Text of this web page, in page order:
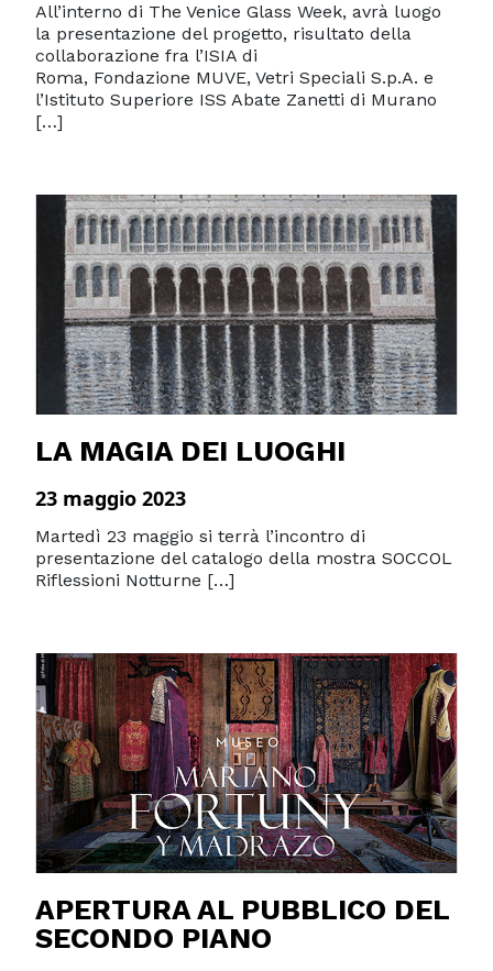
All’interno di The Venice Glass Week, avrà luogo
la presentazione del progetto, risultato della
collaborazione fra l’ISIA di
Roma, Fondazione MUVE, Vetri Speciali S.p.A. e
l’Istituto Superiore ISS Abate Zanetti di Murano
[…]
LA MAGIA DEI LUOGHI
23 maggio 2023
Martedì 23 maggio si terrà l’incontro di
presentazione del catalogo della mostra SOCCOL
Riflessioni Notturne […]
APERTURA AL PUBBLICO DEL
SECONDO PIANO